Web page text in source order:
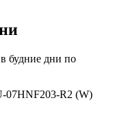
в будние дни по
07HNF203-R2 (W)